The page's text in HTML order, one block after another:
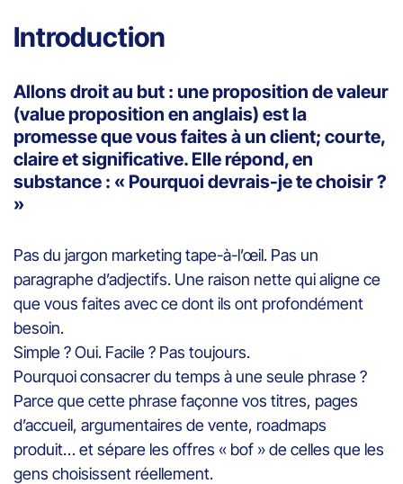
Introduction
Allons droit au but : une proposition de valeur
(value proposition en anglais) est la
promesse que vous faites à un client; courte,
claire et significative. Elle répond, en
substance : « Pourquoi devrais-je te choisir ?
»
Pas du jargon marketing tape-à-l’œil. Pas un
paragraphe d’adjectifs. Une raison nette qui aligne ce
que vous faites avec ce dont ils ont profondément
besoin.
Simple ? Oui. Facile ? Pas toujours.
Pourquoi consacrer du temps à une seule phrase ?
Parce que cette phrase façonne vos titres, pages
d’accueil, argumentaires de vente, roadmaps
produit… et sépare les offres « bof » de celles que les
gens choisissent réellement.